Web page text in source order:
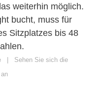
weiterhin möglich.
bucht, muss für
Sitzplatzes bis 48
Sehen Sie sich die